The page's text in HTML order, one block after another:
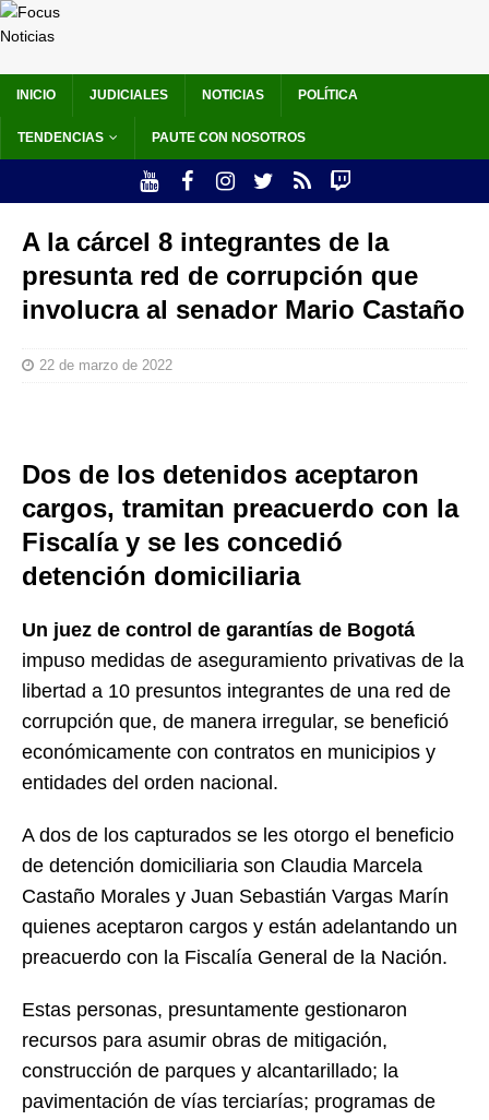
INICIO JUDICIALES NOTICIAS POLÍTICA
TENDENCIAS PAUTE CON NOSOTROS
A la cárcel 8 integrantes de la
presunta red de corrupción que
involucra al senador Mario Castaño
22 de marzo de 2022
Dos de los detenidos aceptaron
cargos, tramitan preacuerdo con la
Fiscalía y se les concedió
detención domiciliaria
Un juez de control de garantías de Bogotá
impuso medidas de aseguramiento privativas de la
libertad a 10 presuntos integrantes de una red de
corrupción que, de manera irregular, se benefició
económicamente con contratos en municipios y
entidades del orden nacional.
A dos de los capturados se les otorgo el beneficio
de detención domiciliaria son Claudia Marcela
Castaño Morales y Juan Sebastián Vargas Marín
quienes aceptaron cargos y están adelantando un
preacuerdo con la Fiscalía General de la Nación.
Estas personas, presuntamente gestionaron
recursos para asumir obras de mitigación,
construcción de parques y alcantarillado; la
pavimentación de vías terciarías; programas de